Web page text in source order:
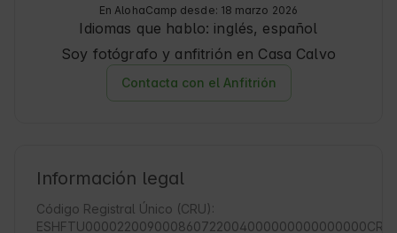
En AlohaCamp desde: 18 marzo 2026
Idiomas que hablo: inglés, español
Soy fotógrafo y anfitrión en Casa Calvo
Contacta con el Anfitrión
Información legal
Código Registral Único (CRU):
ESHFTU000022009000860722004000000000000000CR-